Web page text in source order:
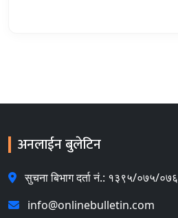
अनलाईन बुलेटिन
सुचना बिभाग दर्ता नं.: १३९५/०७५/०७६
info@onlinebulletin.com